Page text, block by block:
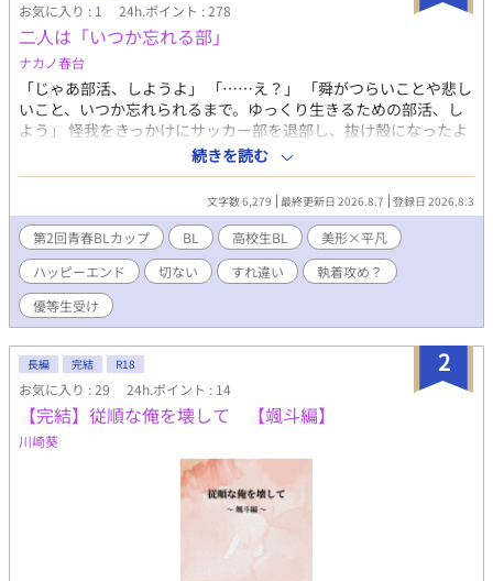
お気に入り : 1 24h.ポイント : 278
二人は「いつか忘れる部」
ナカノ春台
「じゃあ部活、しようよ」 「……え？」 「舜がつらいことや悲し
いこと、いつか忘れられるまで。ゆっくり生きるための部活、し
よう」 怪我をきっかけにサッカー部を退部し、抜け殻になったよ
うに日々を生きていた富士見 舜は、ひょんなきっかけからマイペ
ース自由人・泡瀬 貝に懐かれ、彼の思いつきで「いつか忘れる
部」として活動することになる。 ただの暇つぶしのはずだったは
ずが、誰にも知られないまま寂しさを抱えていた二人は少しずつ
歩み寄り仲を深めていく。膨れ上がっていく貝の感情はやがて友
情を越えた執着になっていって……？ 「舜の一番の仲良しはぼく
じゃないと嫌だ」 「ぼくが一番、舜のことを知ってる。ぼくが一
番、舜を安心させてあげられる。ねえ、そうでしょ」 「ぼくだけ
の、舜でいてよ」 不思議系儚げ美形マイペース攻め×過去を引き
り寂しくてちょっぴり危ういハートフル高校生BLです。 平日は毎
日更新できるようがんばっていきます。 第2回青春BLカップにも
エントリーしていますので、応援どうぞよろしくお願いいたしま
す。 ◇ （攻） 泡瀬 貝(あわせ かい) 高校3年生。浮世離れした
儚げで中性的な容姿と突飛な言動が目を引く。マイペースをきわ
め、何にも縛られず何をも縛らない自由人。だが出席日数が圧倒
的に足りない。 （受） 富士見 舜(ふじみ しゅん) 高校3年生。2
年の秋、怪我をきっかけにいろいろあってサッカー部を退部し
た。現在は受験勉強に打ち込む優等生。人に甘えたり頼ったりす
続きを読む
文字数 6,279 最終更新日 2026.8.7 登録日 2026.8.3
第2回青春BLカップ BL 高校生BL
美形×平凡
ハッピーエンド
切ない すれ違い
執着攻め？
優等生受け
2
長編 完結 R18
お気に入り : 29 24h.ポイント : 14
【完結】従順な俺を壊して 【颯斗編】
川崎葵